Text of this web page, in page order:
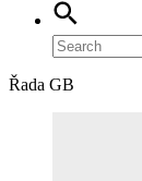
Řada GB